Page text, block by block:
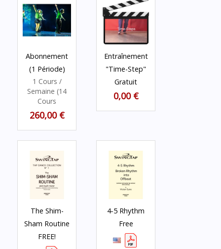
Abonnement
(1 Période)
1 Cours /
Semaine (14
Cours
260,00 €
Entraînement
"Time-Step"
Gratuit
0,00 €
The Shim-
Sham Routine
FREE!
4-5 Rhythm
Free